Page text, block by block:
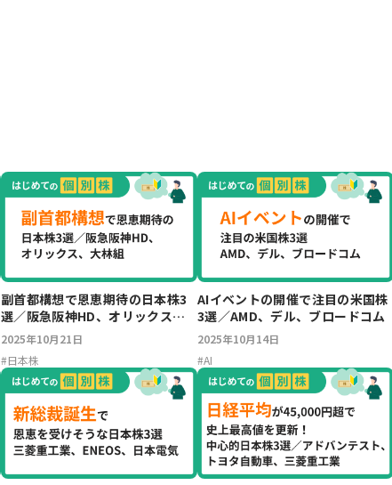
副首都構想で恩恵期待の日本株3
選／阪急阪神HD、オリックス、
大林組
2025年10月21日
#日本株
AIイベントの開催で注目の米国株
3選／AMD、デル、ブロードコム
2025年10月14日
#AI